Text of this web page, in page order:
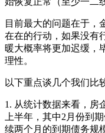
目前最大的问题在于，
在在的行动，如果没有
暖大概率将更加迟缓，
理性。
以下重点谈几个我们比
1. 从统计数据来看，房
上半年，其中2月份到
续两个月的到期债务规